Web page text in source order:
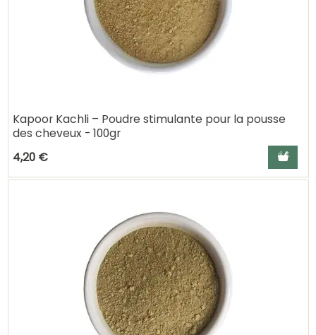
Kapoor Kachli – Poudre stimulante pour la pousse
des cheveux - 100gr
4,20 €
Ajouter